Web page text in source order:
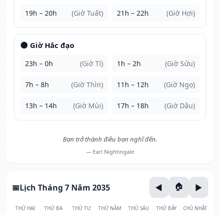
19h – 20h (Giờ Tuất) 21h – 22h (Giờ Hợi)
🌑 Giờ Hắc đạo
23h – 0h (Giờ Tí) 1h – 2h (Giờ Sửu)
7h – 8h (Giờ Thìn) 11h – 12h (Giờ Ngọ)
13h – 14h (Giờ Mùi) 17h – 18h (Giờ Dậu)
Bạn trở thành điều bạn nghĩ đến.
— Earl Nightingale
Lịch Tháng 7 Năm 2035
THỨ HAI THỨ BA THỨ TƯ THỨ NĂM THỨ SÁU THỨ BẢY CHỦ NHẬT